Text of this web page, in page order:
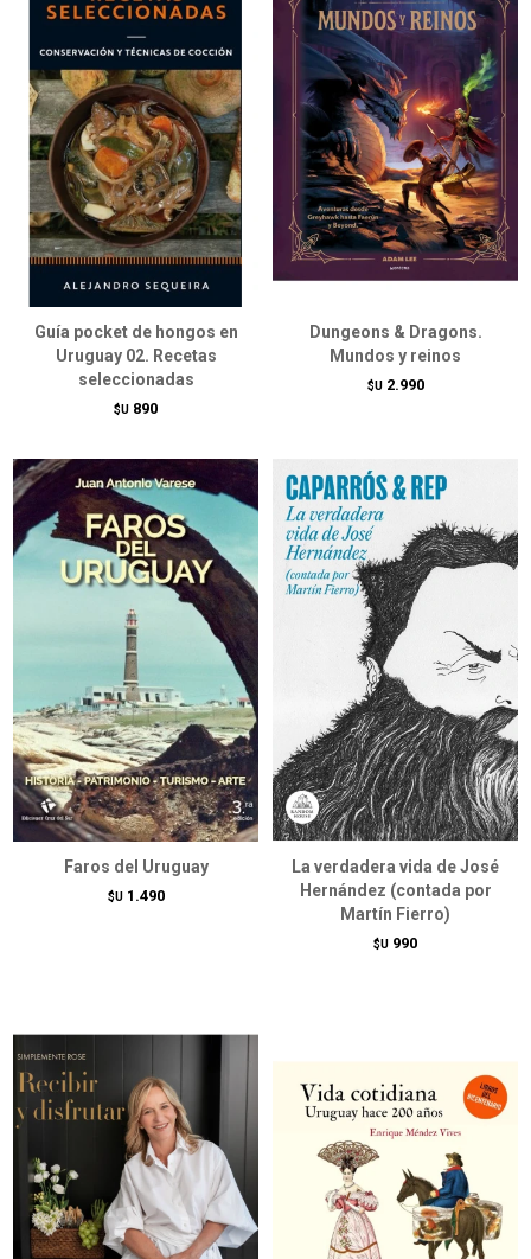
Guía pocket de hongos en
Uruguay 02. Recetas
seleccionadas
$U 890
Dungeons & Dragons.
Mundos y reinos
$U 2.990
Faros del Uruguay
$U 1.490
La verdadera vida de José
Hernández (contada por
Martín Fierro)
$U 990